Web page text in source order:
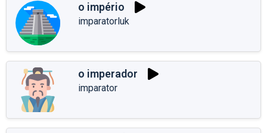
o império
imparatorluk
o imperador
imparator